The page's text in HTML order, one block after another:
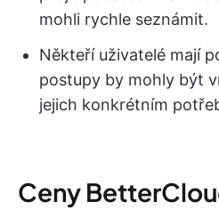
mohli rychle seznámit.
Někteří uživatelé mají
postupy by mohly být
jejich konkrétním
Ceny